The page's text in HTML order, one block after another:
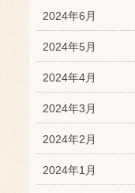
2024年6月
2024年5月
2024年4月
2024年3月
2024年2月
2024年1月